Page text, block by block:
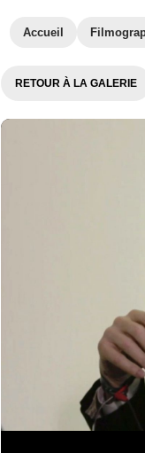
Accueil
RETOUR À LA GALERIE